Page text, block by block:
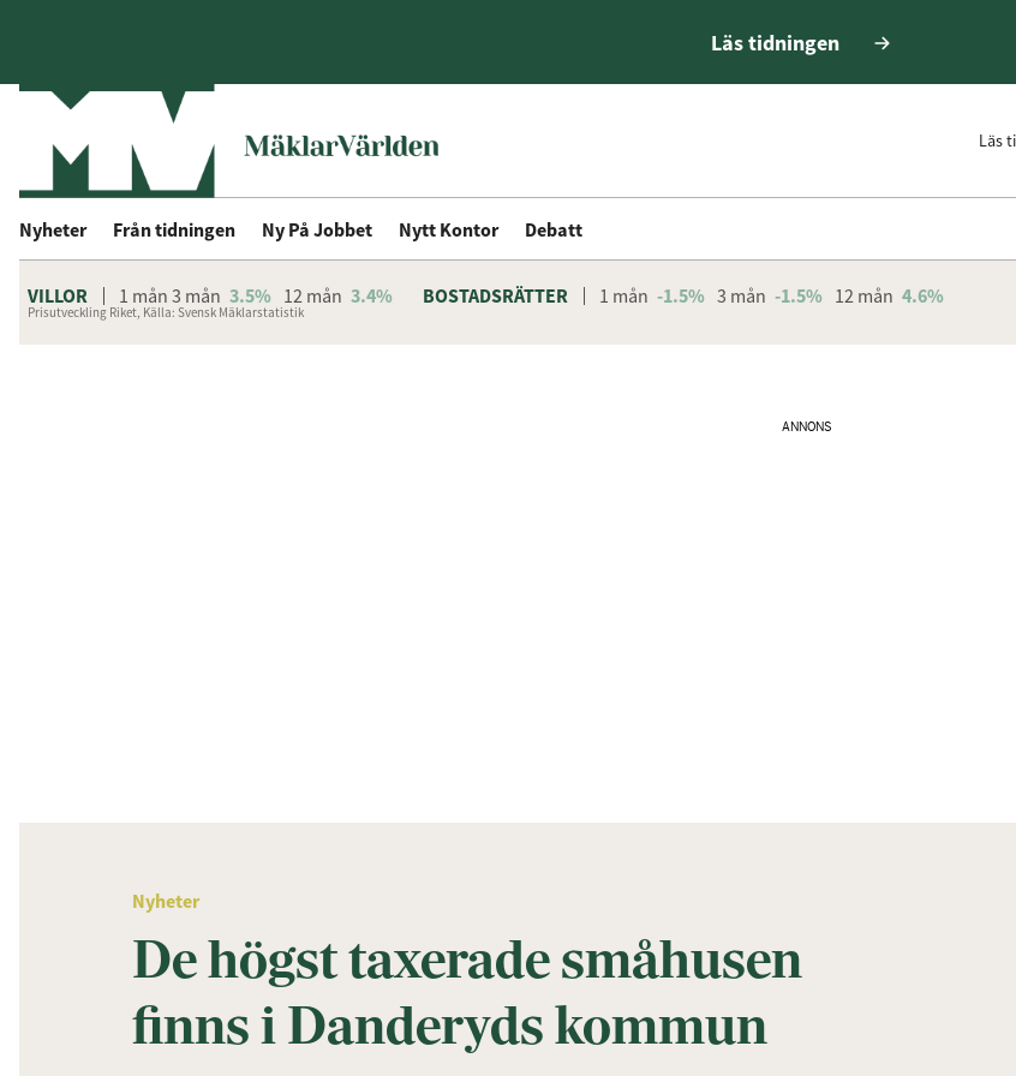
Läs tidningen
Läs
Nyheter Från tidningen Ny På Jobbet Nytt Kontor Debatt
VILLOR 1 mån 3 mån 3.5% 12 mån 3.4% BOSTADSRÄTTER 1 mån -1.5% 3 mån -1.5% 12 mån 4.6%
Prisutveckling Riket, Källa: Svensk Mäklarstatistik
ANNONS
Nyheter
De högst taxerade småhusen
finns i Danderyds kommun